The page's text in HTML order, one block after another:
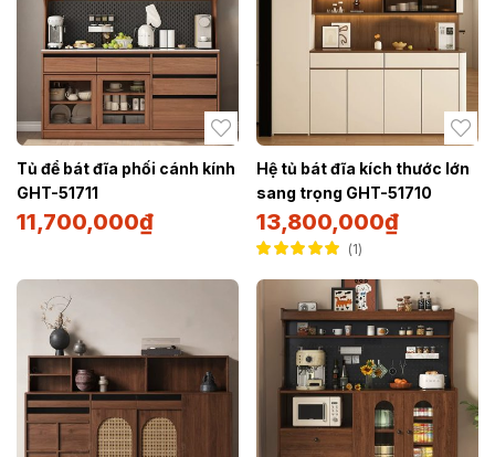
Tủ để bát đĩa phối cánh kính
GHT-51711
11,700,000₫
Hệ tủ bát đĩa kích thước lớn
sang trọng GHT-51710
13,800,000₫
5.005 sao
1